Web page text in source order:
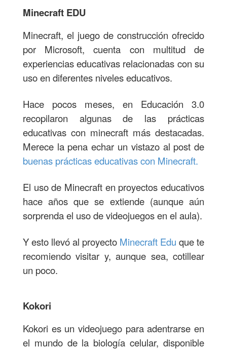
Minecraft EDU
Minecraft, el juego de construcción ofrecido
por Microsoft, cuenta con multitud de
experiencias educativas relacionadas con su
uso en diferentes niveles educativos.
Hace pocos meses, en Educación 3.0
recopilaron algunas de las prácticas
educativas con minecraft más destacadas.
Merece la pena echar un vistazo al post de
buenas prácticas educativas con Minecraft.
El uso de Minecraft en proyectos educativos
hace años que se extiende (aunque aún
sorprenda el uso de videojuegos en el aula).
Y esto llevó al proyecto Minecraft Edu que te
recomiendo visitar y, aunque sea, cotillear
un poco.
Kokori
Kokori es un videojuego para adentrarse en
el mundo de la biología celular, disponible